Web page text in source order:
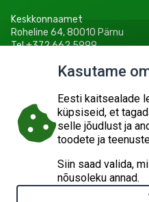
© 2026 KESKKONNAAMET SISUKAART
Keskkonnaamet
Roheline 64, 80010 Pärnu
Tel +372 662 5999
Kasutame
Eesti kaitsealade
küpsiseid, et
selle jõudlust ja
toodete ja
Siin saad valida,
nõusoleku annad.